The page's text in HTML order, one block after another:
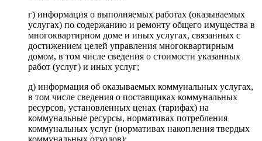
г) информация о выполняемых работах (оказываемых
услугах) по содержанию и ремонту общего имущества в
многоквартирном доме и иных услугах, связанных с
достижением целей управления многоквартирным
домом, в том числе сведения о стоимости указанных
работ (услуг) и иных услуг;
д) информация об оказываемых коммунальных услугах,
в том числе сведения о поставщиках коммунальных
ресурсов, установленных ценах (тарифах) на
коммунальные ресурсы, нормативах потребления
коммунальных услуг (нормативах накопления твердых
коммунальных отходов);